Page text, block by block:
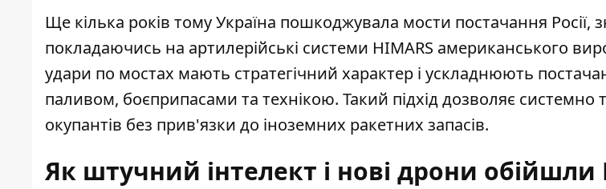
Ще кілька років тому Україна пошкоджувала мости постачання Росії,
покладаючись на артилерійські системи HIMARS американського
удари по мостах мають стратегічний характер і ускладнюють
паливом, боєприпасами та технікою. Такий підхід дозволяє системно
окупантів без прив'язки до іноземних ракетних запасів.
Як штучний інтелект і нові дрони обійшли